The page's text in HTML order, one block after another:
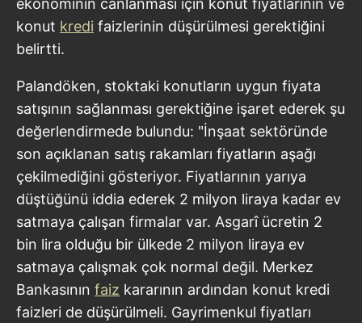
konut kredi faizlerinin düşürülmesi gerektiğini
belirtti.
Palandöken, stoktaki konutların uygun fiyata
satışının sağlanması gerektiğine işaret ederek şu
değerlendirmede bulundu: "İnşaat sektöründe
son açıklanan satış rakamları fiyatların aşağı
çekilmediğini gösteriyor. Fiyatlarının yarıya
düştüğünü iddia ederek 2 milyon liraya kadar ev
satmaya çalışan firmalar var. Asgarî ücretin 2
bin lira olduğu bir ülkede 2 milyon liraya ev
satmaya çalışmak çok normal değil. Merkez
Bankasının faiz kararının ardından konut kredi
faizleri de düşürülmeli. Gayrimenkul fiyatları